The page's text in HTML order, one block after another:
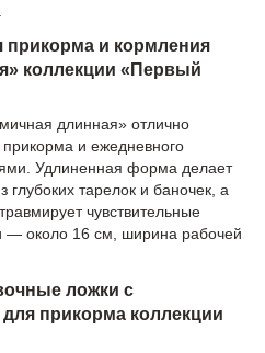
прикорма и кормления
коллекции «Первый
длинная» отлично
и ежедневного
Удлиненная форма делает
тарелок и баночек, а
чувствительные
около 16 см, ширина рабочей
ложки с
прикорма коллекции